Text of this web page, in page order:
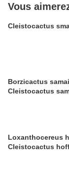
Vous
Cleistocactus
Borzicactus
Cleistocactus
Loxanthocereus
Cleistocactus